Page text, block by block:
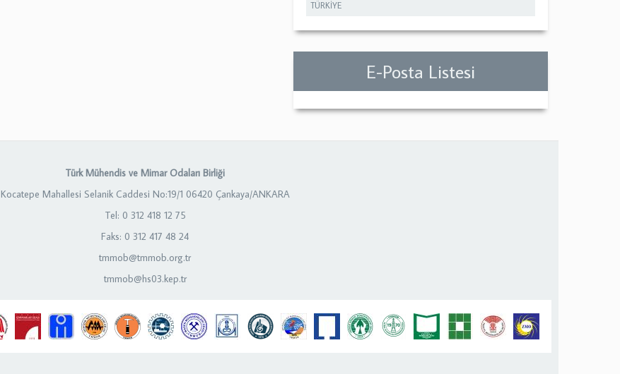
TÜRKİYE
E-Posta Listesi
Türk Mühendis ve Mimar Odaları Birliği
Kocatepe Mahallesi Selanik Caddesi No:19/1 06420 Çankaya/ANKARA
Tel: 0 312 418 12 75
Faks: 0 312 417 48 24
tmmob@tmmob.org.tr
tmmob@hs03.kep.tr